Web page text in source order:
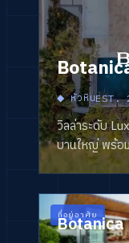
◆หัวหินEST.
วิลล่าระดับ
บานใหญ่ พร้อ
ที่อยู่อาศัย